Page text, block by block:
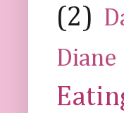
(2)